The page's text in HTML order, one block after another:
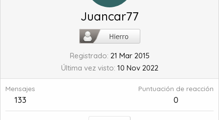
Juancar77
Registrado 21 Mar 2015
Última vez visto 10 Nov 2022
Mensajes
133
Puntuación de reacción
0